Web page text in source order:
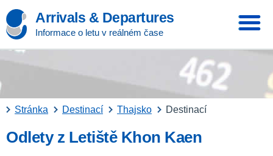
Arrivals & Departures
Informace o letu v reálném čase
Stránka Destinací Thajsko Destinací
Odlety z Letiště Khon Kaen